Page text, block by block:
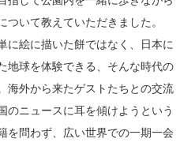
いて教えていただきました。
絵に描いた餅ではなく、日本に
地球を体験できる、そんな時代の
海外から来たゲストたちとの交流
のニュースに耳を傾けようという
を問わず、広い世界での一期一会